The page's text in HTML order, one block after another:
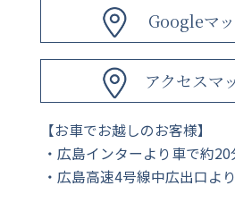
Googleマ
アクセスマ
【お車でお越しのお客様】
広島インターより車で約20
広島高速4号線中広出口よ